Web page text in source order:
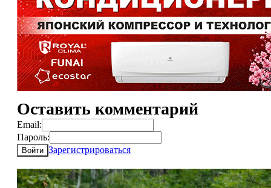
Оставить комментарий
Email:
Пароль:
Войти Зарегистрироваться